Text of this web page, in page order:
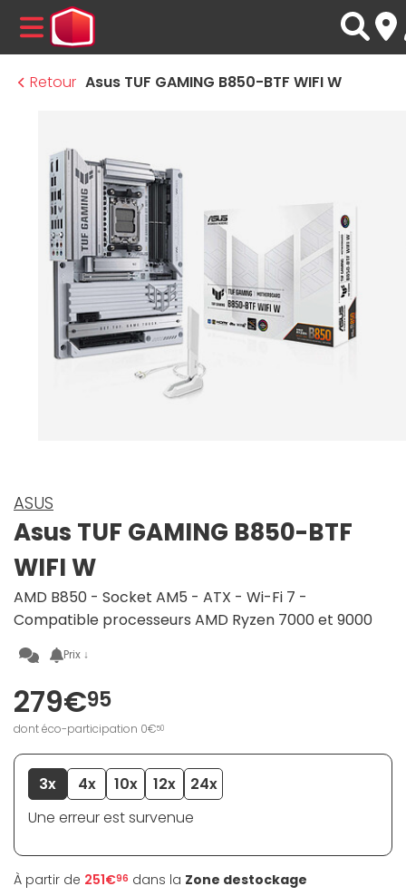
MENU
Retour Asus TUF GAMING B850-BTF WIFI W
ASUS
Asus TUF GAMING B850-BTF
WIFI W
AMD B850 - Socket AM5 - ATX - Wi-Fi 7 -
Compatible processeurs AMD Ryzen 7000 et 9000
Prix ↓
279€95
dont éco-participation 0€50
3x 4x 10x 12x
24x
Une erreur est survenue
À partir de 251€96 dans la Zone destockage